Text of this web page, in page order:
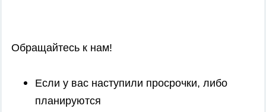
Обращайтесь к нам!
Если у вас наступили просрочки, либо
планируются